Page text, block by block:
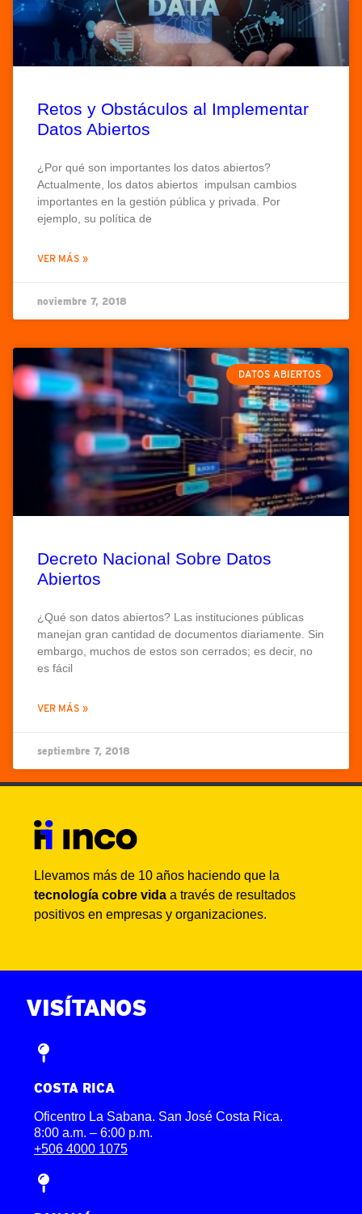
Retos y Obstáculos al Implementar
Datos Abiertos
¿Por qué son importantes los datos abiertos?
Actualmente, los datos abiertos impulsan cambios
importantes en la gestión pública y privada. Por
ejemplo, su política de
VER MÁS »
noviembre 7, 2018
DATOS ABIERTOS
Decreto Nacional Sobre Datos
Abiertos
¿Qué son datos abiertos? Las instituciones públicas
manejan gran cantidad de documentos diariamente. Sin
embargo, muchos de estos son cerrados; es decir, no
es fácil
VER MÁS »
septiembre 7, 2018
Llevamos más de 10 años haciendo que la
tecnología cobre vida a través de resultados
positivos en empresas y organizaciones.
VISÍTANOS
COSTA RICA
Oficentro La Sabana. San José Costa Rica.
8:00 a.m. – 6:00 p.m.
+506 4000 1075